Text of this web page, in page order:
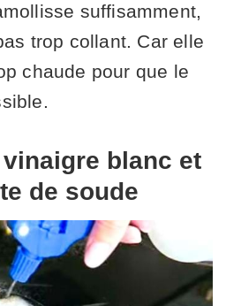
suffisamment,
trop collant. Car elle
chaude pour que le
blanc et
de soude